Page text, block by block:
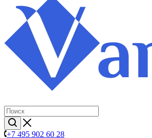
+7 495 902 60 28